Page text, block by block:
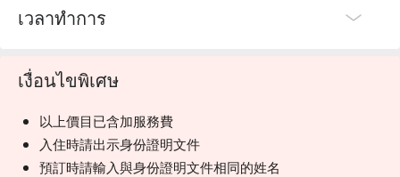
เวลาทำการ
เงื่อนไขพิเศษ
以上價目已含加服務費
入住時請出示身份證明文件
預訂時請輸入與身份證明文件相同的姓名